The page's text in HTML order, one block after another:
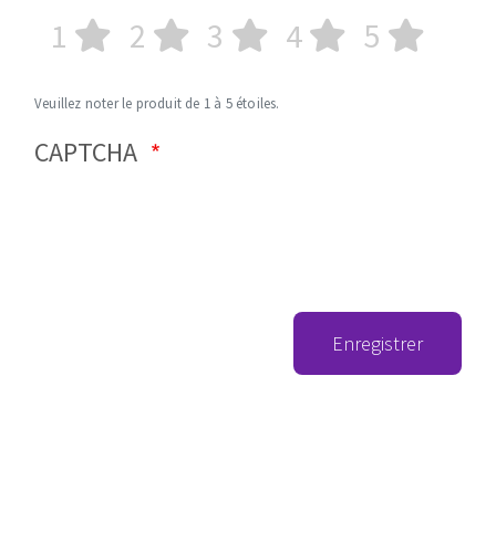
1 2 3 4 5
Veuillez noter le produit de 1 à 5 étoiles.
CAPTCHA
Enregistrer